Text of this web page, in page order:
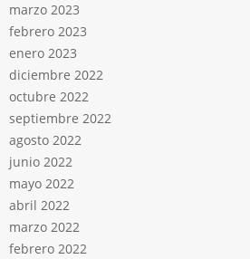
marzo 2023
febrero 2023
enero 2023
diciembre 2022
octubre 2022
septiembre 2022
agosto 2022
junio 2022
mayo 2022
abril 2022
marzo 2022
febrero 2022